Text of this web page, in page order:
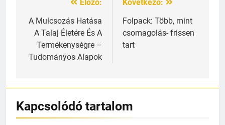
Bejegyzés
navigáció
Előző:
A Mulcsozás Hatása
A Talaj Életére És A
Termékenységre –
Tudományos Alapok
Következő:
Folpack: Több, mint
csomagolás- frissen
tart
Kapcsolódó tartalom